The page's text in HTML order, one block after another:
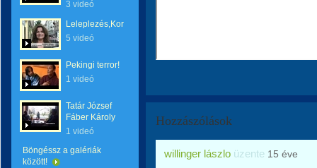
3 videó
Leleplezés,Korrupció!
5 videó
Pekingi terror!
1 videó
Tatár József
Fáber Károly
1 videó
Böngéssz a galériák
között!
Hozzászólások
willinger lászlo üzente 15 éve